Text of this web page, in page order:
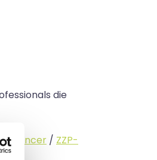
die
/ ZZP-